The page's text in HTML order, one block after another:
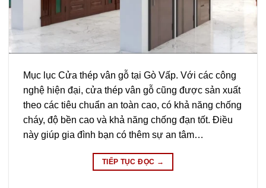
Mục lục Cửa thép vân gỗ tại Gò Vấp. Với các công
nghệ hiện đại, cửa thép vân gỗ cũng được sản xuất
theo các tiêu chuẩn an toàn cao, có khả năng chống
cháy, độ bền cao và khả năng chống đạn tốt. Điều
này giúp gia đình bạn có thêm sự an tâm…
TIẾP TỤC ĐỌC →